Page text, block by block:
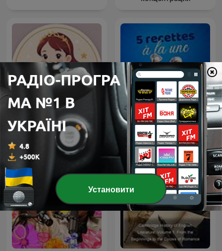
Казки для моїх дітей
5 recettes à la une - Radio
Fidélité
Установити